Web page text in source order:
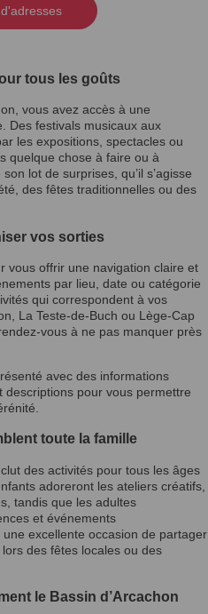
tous les goûts
vous avez accès à une
Des festivals musicaux aux
les expositions, spectacles ou
quelque chose à faire ou à
lot de surprises, qu’il s’agisse
des fêtes traditionnelles ou des
vos sorties
vous offrir une navigation claire et
par lieu, date ou catégorie
qui correspondent à vos
La Teste-de-Buch ou Lège-Cap
vous à ne pas manquer près
avec des informations
pour vous permettre
toute la famille
des activités pour tous les âges
adoreront les ateliers créatifs,
tandis que les adultes
et événements
excellente occasion de partager
des fêtes locales ou des
le Bassin d’Arcachon